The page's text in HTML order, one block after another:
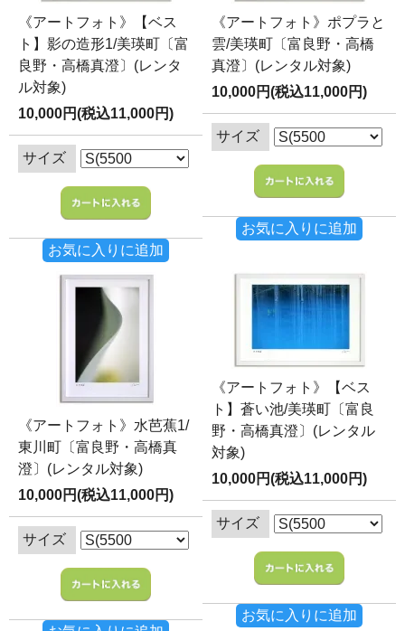
《アートフォト》【ベス
ト】影の造形1/美瑛町〔富
良野・高橋真澄〕(レンタ
ル対象)
10,000円(税込11,000円)
サイズ
お気に入りに追加
《アートフォト》ポプラと
雲/美瑛町〔富良野・高橋
真澄〕(レンタル対象)
10,000円(税込11,000円)
サイズ
お気に入りに追加
《アートフォト》水芭蕉1/
東川町〔富良野・高橋真
澄〕(レンタル対象)
10,000円(税込11,000円)
サイズ
《アートフォト》【ベス
ト】蒼い池/美瑛町〔富良
野・高橋真澄〕(レンタル
対象)
10,000円(税込11,000円)
サイズ
お気に入りに追加